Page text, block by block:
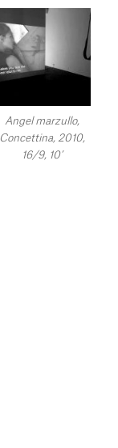
Angel marzullo,
Concettina, 2010,
16/9, 10’